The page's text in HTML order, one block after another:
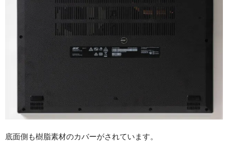
底面側も樹脂素材のカバーがされています。